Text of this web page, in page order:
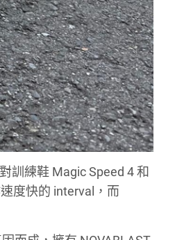
訓練鞋 Magic Speed 4 和
度快的 interval，而